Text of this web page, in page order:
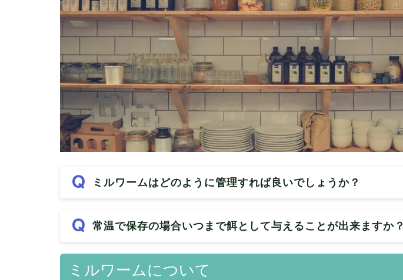
ミルワームはどのように管理すれば良いでしょうか？
常温で保存の場合いつまで餌として与えることが出来ますか？
ミルワームについて